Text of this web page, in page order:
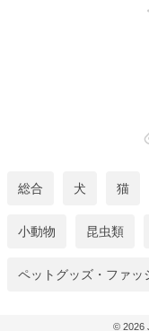
総合 犬 猫
小動物 昆虫類
ペットグッズ・ファッ
© 2026